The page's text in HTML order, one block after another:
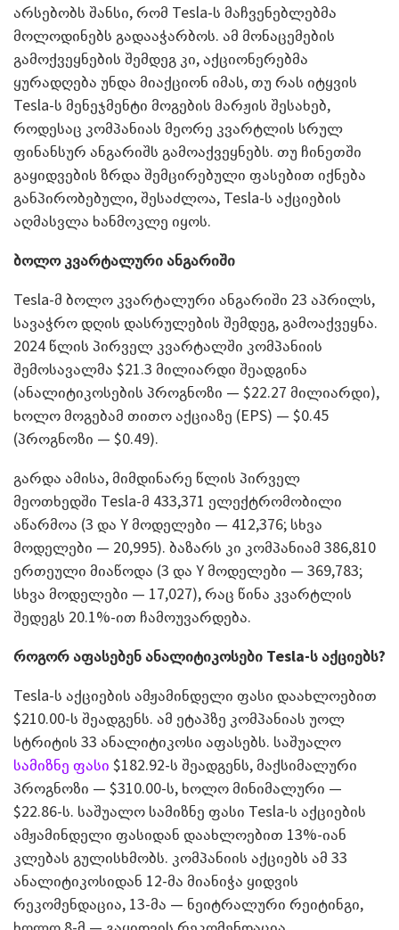
არსებობს შანსი, რომ Tesla-ს მაჩვენებლებმა
მოლოდინებს გადააჭარბოს. ამ მონაცემების
გამოქვეყნების შემდეგ კი, აქციონერებმა
ყურადღება უნდა მიაქციონ იმას, თუ რას იტყვის
Tesla-ს მენეჯმენტი მოგების მარჟის შესახებ,
როდესაც კომპანიას მეორე კვარტლის სრულ
ფინანსურ ანგარიშს გამოაქვეყნებს. თუ ჩინეთში
გაყიდვების ზრდა შემცირებული ფასებით იქნება
განპირობებული, შესაძლოა, Tesla-ს აქციების
აღმასვლა ხანმოკლე იყოს.
ბოლო კვარტალური ანგარიში
Tesla-მ ბოლო კვარტალური ანგარიში 23 აპრილს,
სავაჭრო დღის დასრულების შემდეგ, გამოაქვეყნა.
2024 წლის პირველ კვარტალში კომპანიის
შემოსავალმა $21.3 მილიარდი შეადგინა
(ანალიტიკოსების პროგნოზი — $22.27 მილიარდი),
ხოლო მოგებამ თითო აქციაზე (EPS) — $0.45
(პროგნოზი — $0.49).
გარდა ამისა, მიმდინარე წლის პირველ
მეოთხედში Tesla-მ 433,371 ელექტრომობილი
აწარმოა (3 და Y მოდელები ­— 412,376; სხვა
მოდელები — 20,995). ბაზარს კი კომპანიამ 386,810
ერთეული მიაწოდა (3 და Y მოდელები — 369,783;
სხვა მოდელები — 17,027), რაც წინა კვარტლის
შედეგს 20.1%-ით ჩამოუვარდება.
როგორ აფასებენ ანალიტიკოსები Tesla-ს აქციებს?
Tesla-ს აქციების ამჟამინდელი ფასი დაახლოებით
$210.00-ს შეადგენს. ამ ეტაპზე კომპანიას უოლ
სტრიტის 33 ანალიტიკოსი აფასებს. საშუალო
სამიზნე ფასი $182.92-ს შეადგენს, მაქსიმალური
პროგნოზი — $310.00-ს, ხოლო მინიმალური —
$22.86-ს. საშუალო სამიზნე ფასი Tesla-ს აქციების
ამჟამინდელი ფასიდან დაახლოებით 13%-იან
კლებას გულისხმობს. კომპანიის აქციებს ამ 33
ანალიტიკოსიდან 12-მა მიანიჭა ყიდვის
რეკომენდაცია, 13-მა — ნეიტრალური რეიტინგი,